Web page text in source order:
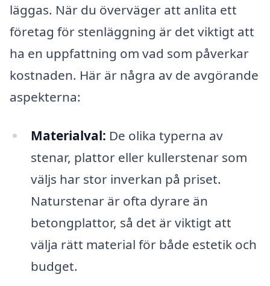
läggas. När du överväger att anlita ett
företag för stenläggning är det viktigt att
ha en uppfattning om vad som påverkar
kostnaden. Här är några av de avgörande
aspekterna:
Materialval: De olika typerna av
stenar, plattor eller kullerstenar som
väljs har stor inverkan på priset.
Naturstenar är ofta dyrare än
betongplattor, så det är viktigt att
välja rätt material för både estetik och
budget.